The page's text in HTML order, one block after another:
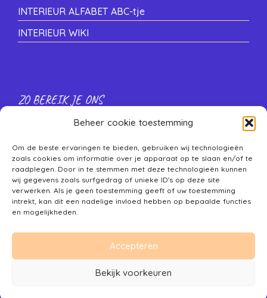
Beheer cookie toestemming
Om de beste ervaringen te bieden, gebruiken wij technologieën
zoals cookies om informatie over je apparaat op te slaan en/of te
raadplegen. Door in te stemmen met deze technologieën kunnen
wij gegevens zoals surfgedrag of unieke ID's op deze site
verwerken. Als je geen toestemming geeft of uw toestemming
intrekt, kan dit een nadelige invloed hebben op bepaalde functies
en mogelijkheden.
Accepteren
Bekijk voorkeuren
INTERIEUR ALFABET ABC-tje
INTERIEUR WIKI
ZO BEREIK JE ONS
@maisonmonkeynl
E-MAIL info@maisonmonkey.com
WHATSAPP
Stuur chatbericht
© Copyright 2024 - Maison Monkey